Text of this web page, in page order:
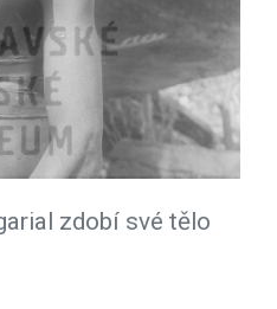
zdobí své tělo